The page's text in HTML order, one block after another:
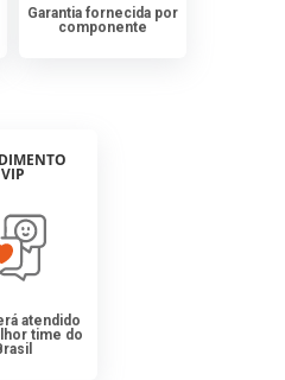
Garantia fornecida por
componente
VIP
atendido
time do